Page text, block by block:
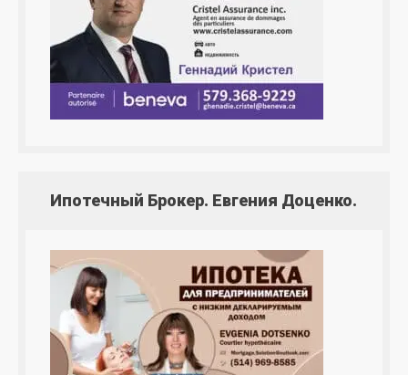
Ипотечный Брокер. Евгения Доценко.